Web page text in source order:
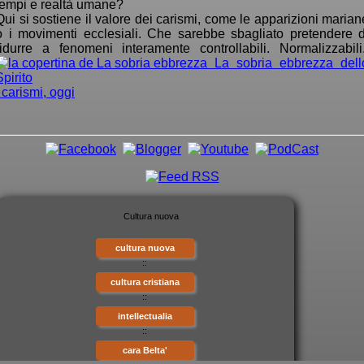
e realtà umane?
si sostiene il valore dei carismi, come le apparizioni
i movimenti ecclesiali. Che sarebbe sbagliato pretendere
a fenomeni interamente controllabili.
La sobria ebbrezza
carismi, oggi
cultura nuova
::
cultura cristiana
::
intellectualia
::
cara Belta'